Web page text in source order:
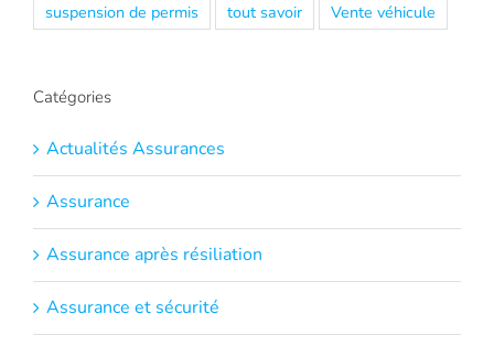
suspension de permis
tout savoir Vente véhicule
Catégories
Actualités Assurances
Assurance
Assurance après résiliation
Assurance et sécurité